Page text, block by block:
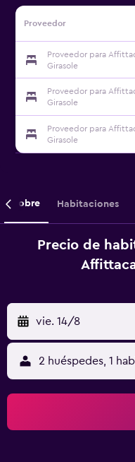
Proveedor
Proveedor para
Girasole
Proveedor para
Girasole
Proveedor para
Girasole
Sobre Habitaciones
Precio de
vie. 14/8
2 huéspedes, 1